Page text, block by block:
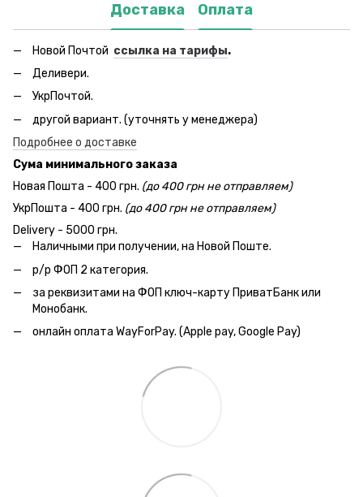
Доставка Оплата
Новой Почтой ссылка на тарифы.
Деливери.
УкрПочтой.
другой вариант. (уточнять у менеджера)
Подробнее о доставке
Сума минимального заказа
Новая Пошта - 400 грн. (до 400 грн не отправляем)
УкрПошта - 400 грн. (до 400 грн не отправляем)
Delivery - 5000 грн.
Наличными при получении, на Новой Поште.
р/р ФОП 2 категория.
за реквизитами на ФОП ключ-карту ПриватБанк или
Монобанк.
онлайн оплата WayForPay. (Apple pay, Google Pay)